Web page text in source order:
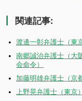
関連記事:
渡邊一彰弁護士（
南郷誠治弁護士（
会命令）
加藤明雄弁護士（
上野晃弁護士（東